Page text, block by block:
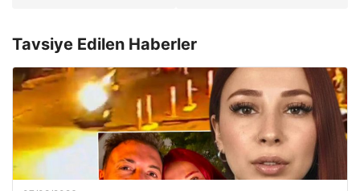
Tavsiye Edilen Haberler